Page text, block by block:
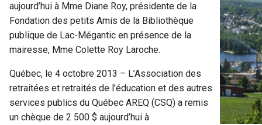
aujourd’hui à Mme Diane Roy, présidente de la
Fondation des petits Amis de la Bibliothèque
publique de Lac-Mégantic en présence de la
mairesse, Mme Colette Roy Laroche.
Québec, le 4 octobre 2013 – L’Association des
retraitées et retraités de l’éducation et des autres
services publics du Québec AREQ (CSQ) a remis
un chèque de 2 500 $ aujourd’hui à